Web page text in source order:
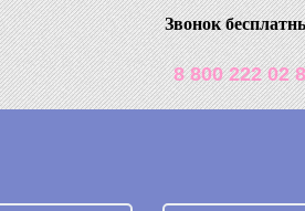
Звонок
8 800 222 02